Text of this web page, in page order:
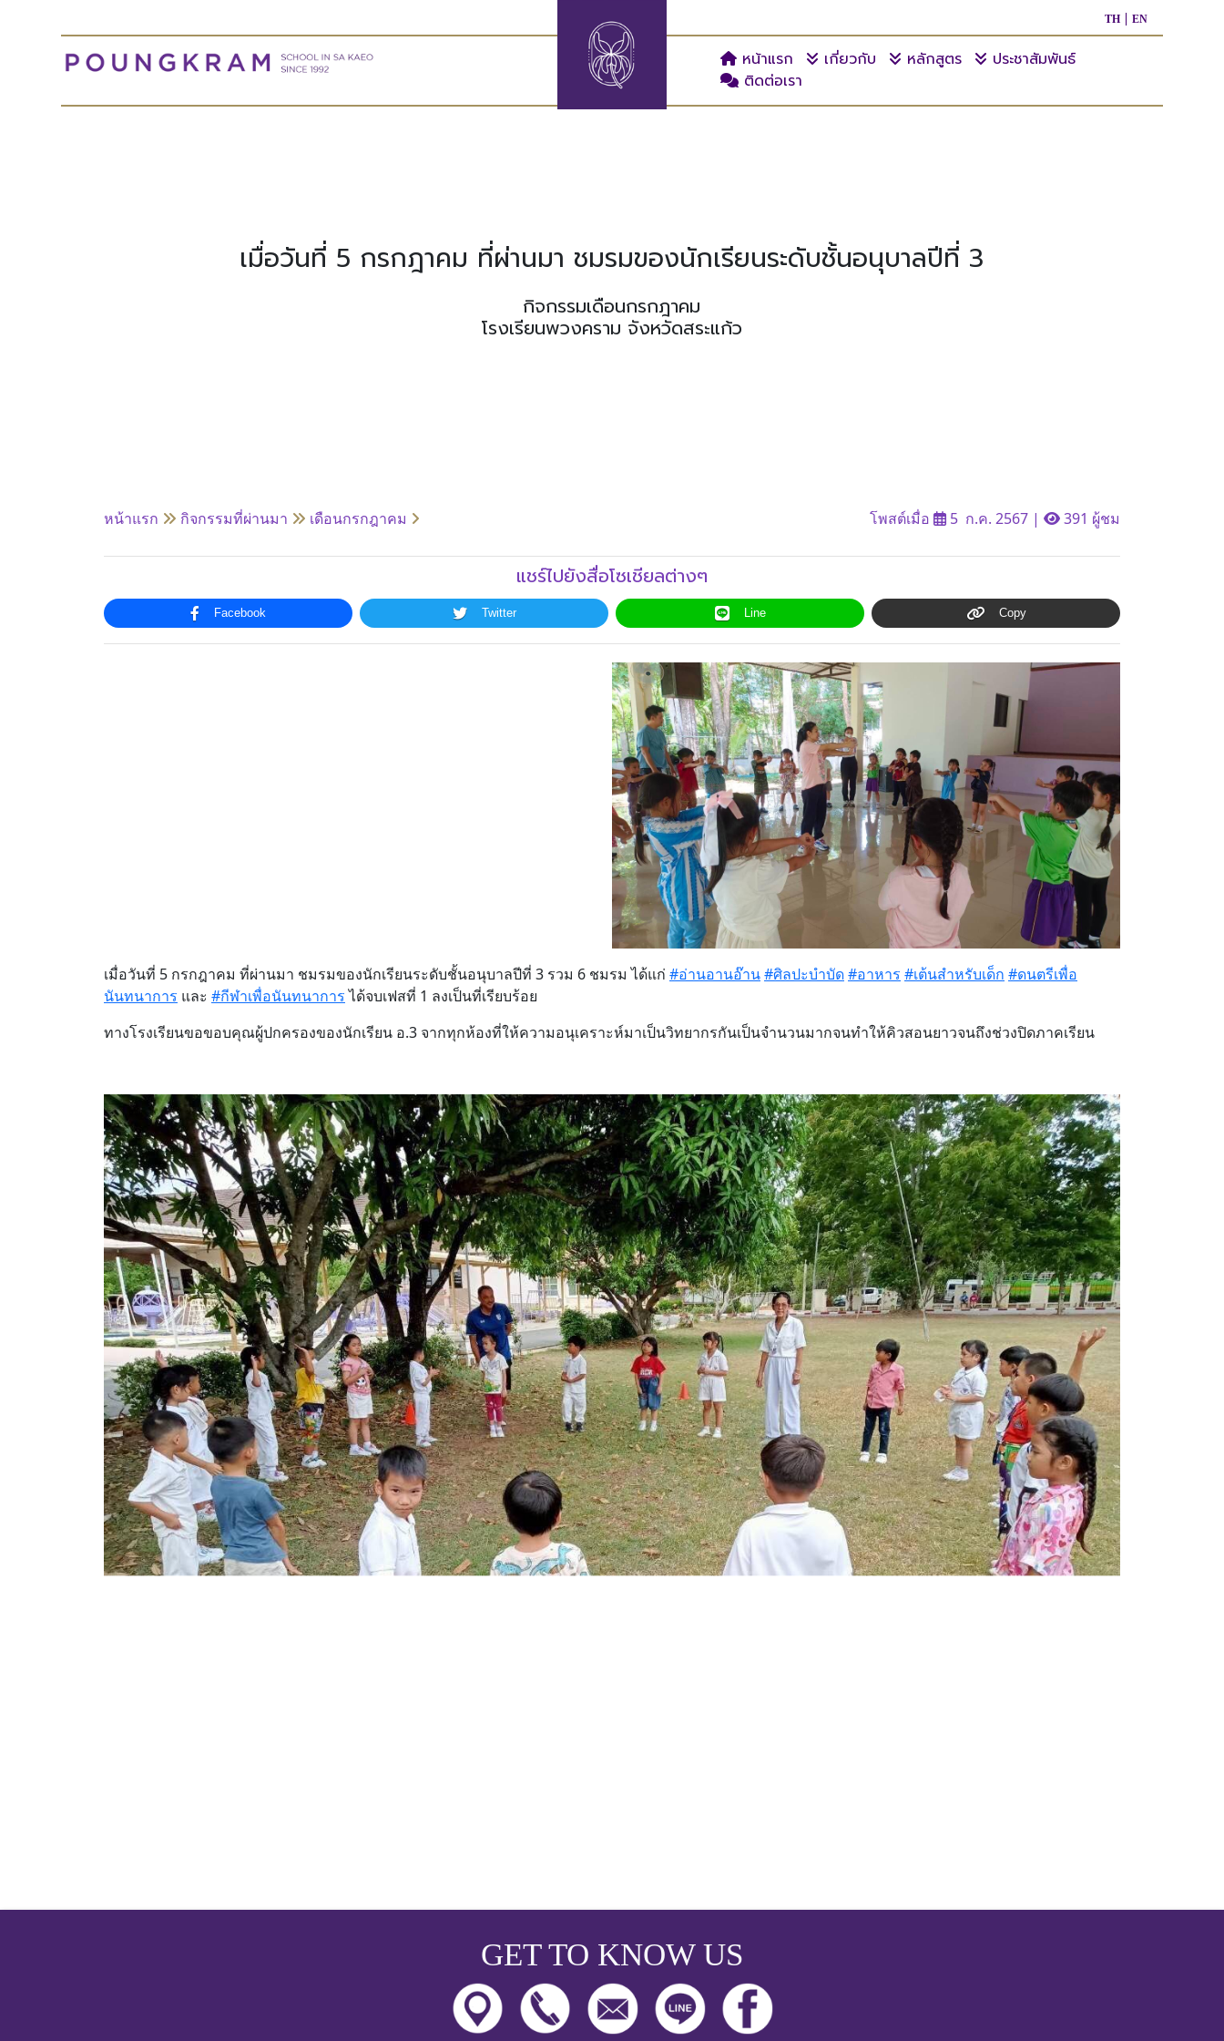
TH EN
หน้าแรก เกี่ยวกับ หลักสูตร
ประชาสัมพันธ์
ติดต่อเรา
เมื่อวันที่ 5 กรกฎาคม ที่ผ่านมา ชมรมของนักเรียนระดับชั้นอนุบาลปีที่ 3
กิจกรรมเดือนกรกฎาคม
โรงเรียนพวงคราม จังหวัดสระแก้ว
หน้าแรก กิจกรรมที่ผ่านมา เดือนกรกฎาคม โพสต์เมื่อ 5 ก.ค. 2567 | 391 ผู้ชม
แชร์ไปยังสื่อโซเชียลต่างๆ
Facebook Twitter Line Copy
เมื่อวันที่ 5 กรกฎาคม ที่ผ่านมา ชมรมของนักเรียนระดับชั้นอนุบาลปีที่ 3 รวม 6 ชมรม ได้แก่ #อ่านอานอ๊าน#ศิลปะบำบัด#อาหาร #เต้นสำหรับเด็ก #ดนตรีเพื่อ
นันทนาการ และ #กีฬาเพื่อนันทนาการได้จบเฟสที่ 1 ลงเป็นที่เรียบร้อย
ทางโรงเรียนขอขอบคุณผู้ปกครองของนักเรียน อ.3 จากทุกห้องที่ให้ความอนุเคราะห์มาเป็นวิทยากรกันเป็นจำนวนมากจนทำให้คิวสอนยาวจนถึงช่วงปิดภาคเรียน
GET TO KNOW US